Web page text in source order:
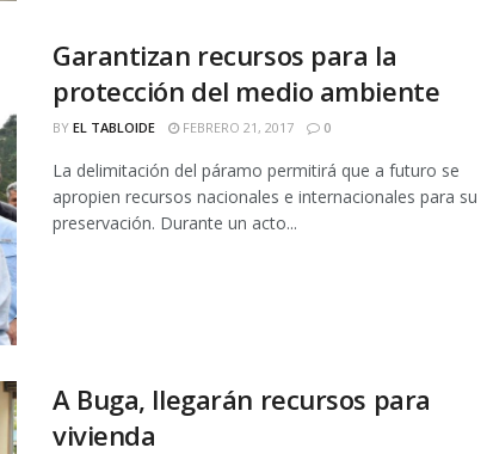
Garantizan recursos para la
protección del medio ambiente
BY EL TABLOIDE FEBRERO 21, 2017 0
La delimitación del páramo permitirá que a futuro se
apropien recursos nacionales e internacionales para su
preservación. Durante un acto...
A Buga, llegarán recursos para
vivienda